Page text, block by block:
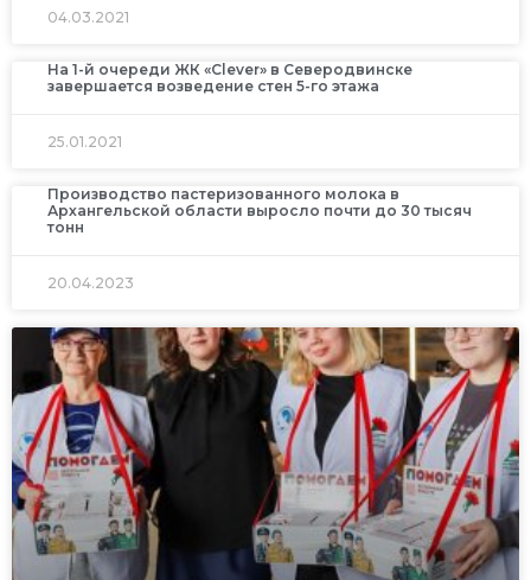
04.03.2021
На 1-й очереди ЖК «Clever» в Северодвинске
завершается возведение стен 5-го этажа
25.01.2021
Производство пастеризованного молока в
Архангельской области выросло почти до 30 тысяч
тонн
20.04.2023